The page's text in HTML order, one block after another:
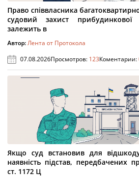
Право співвласника
судовий захист прибудинкової
залежить в
Автор:Лента от Протокола
07.08.2026Просмотров: 123Коментарии:
Якщо суд встановив для
наявність підстав, передбачених
ст. 1172 Ц